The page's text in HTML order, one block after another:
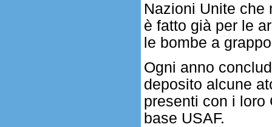
Nazioni Unite che
è fatto già per le
le bombe a
Ogni anno
deposito alcune
presenti con i loro
base USAF.